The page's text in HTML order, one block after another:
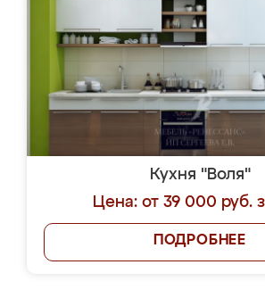
Кухня "Воля"
Цена: от 39 000 руб.
ПОДРОБНЕЕ